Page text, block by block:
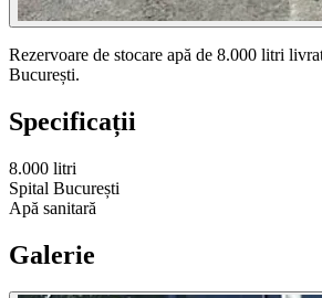
Rezervoare de stocare apă de 8.000 litri
București.
Specificații
8.000 litri
Spital București
Apă sanitară
Galerie